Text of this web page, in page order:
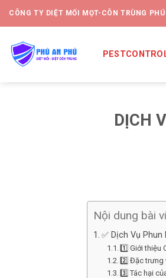
CÔNG TY DIỆT MỐI MỌT-CÔN TRÙNG
DỊCH
Nội dung bài
✅ Dịch Vụ Phun
1️⃣ Giới thiệu
2️⃣ Đặc trưng
3️⃣ Tác hại